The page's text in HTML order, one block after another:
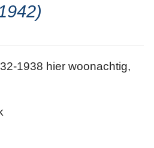
1938 hier woonachtig,